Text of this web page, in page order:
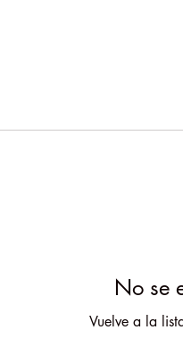
No se
Vuelve a la